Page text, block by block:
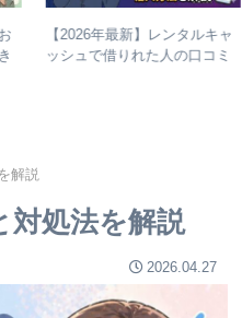
個人間融資くじらはやばい？
口コミから見える危険性と実
解説
対処法を解説
2026.04.27